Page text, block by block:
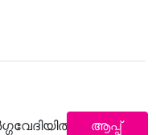
ആപ്പ്